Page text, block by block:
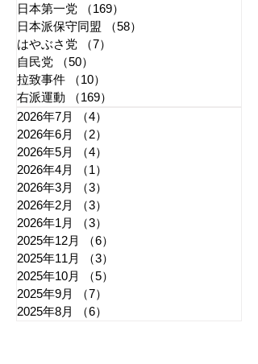
日本第一党
（169）
日本派保守同盟
（58）
はやぶさ党
（7）
自民党
（50）
拉致事件
（10）
右派運動
（169）
2026年7月
（4）
2026年6月
（2）
2026年5月
（4）
2026年4月
（1）
2026年3月
（3）
2026年2月
（3）
2026年1月
（3）
2025年12月
（6）
2025年11月
（3）
2025年10月
（5）
2025年9月
（7）
2025年8月
（6）